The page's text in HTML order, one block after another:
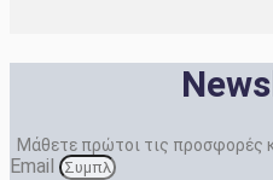
Μάθετε πρώτοι τις προσφορές
Email